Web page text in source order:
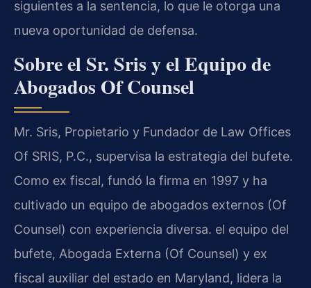
siguientes a la sentencia, lo que le otorga una
nueva oportunidad de defensa.
Sobre el Sr. Sris y el Equipo de
Abogados Of Counsel
Mr. Sris, Propietario y Fundador de Law Offices
Of SRIS, P.C., supervisa la estrategia del bufete.
Como ex fiscal, fundó la firma en 1997 y ha
cultivado un equipo de abogados externos (Of
Counsel) con experiencia diversa. el equipo del
bufete, Abogada Externa (Of Counsel) y ex
fiscal auxiliar del estado en Maryland, lidera la